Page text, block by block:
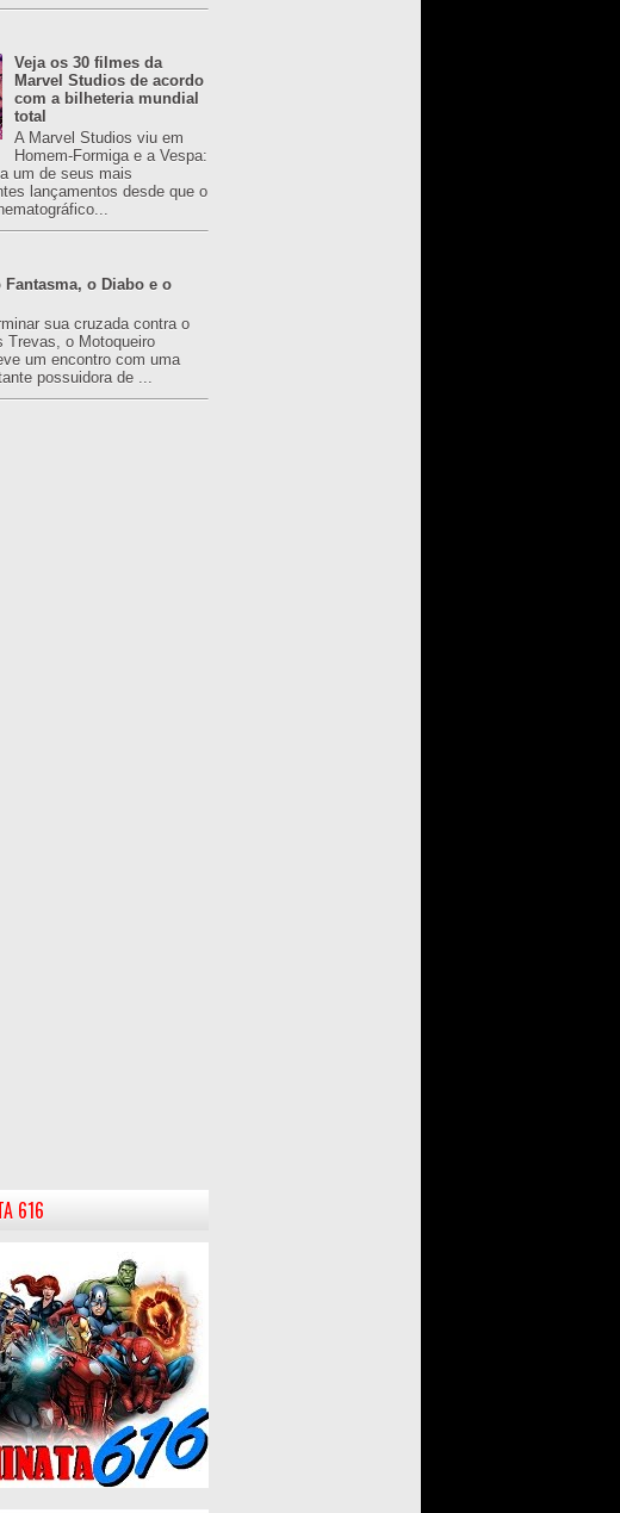
Veja os 30 filmes da
Marvel Studios de acordo
com a bilheteria mundial
total
A Marvel Studios viu em
Homem-Formiga e a Vespa:
um de seus mais
lançamentos desde que o
Fantasma, o Diabo e o
sua cruzada contra o
Trevas, o Motoqueiro
um encontro com uma
possuidora de ...
616